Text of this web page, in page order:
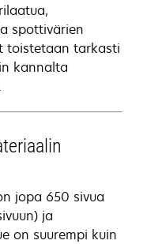
spottivärien
toistetaan tarkasti
kannalta
jopa 650 sivua
ja
on suurempi kuin